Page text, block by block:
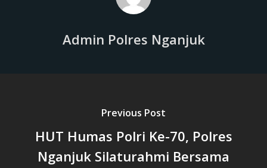
Admin Polres Nganjuk
Previous Post
HUT Humas Polri Ke-70, Polres
Nganjuk Silaturahmi Bersama